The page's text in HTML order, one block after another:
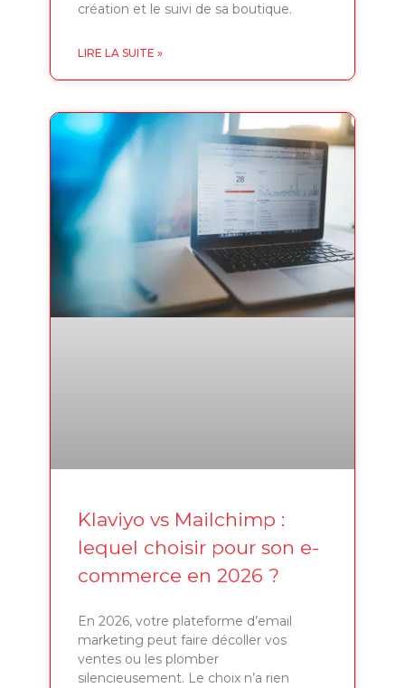
création et le suivi de sa boutique.
LIRE LA SUITE »
Klaviyo vs Mailchimp :
lequel choisir pour son e-
commerce en 2026 ?
En 2026, votre plateforme d’email
marketing peut faire décoller vos
ventes ou les plomber
silencieusement. Le choix n’a rien